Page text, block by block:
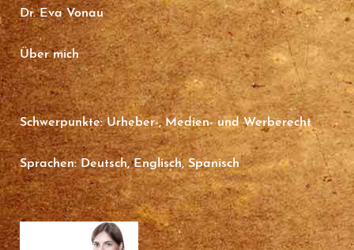
Dr. Eva Vonau
Über mich
Schwerpunkte: Urheber-, Medien- und Werberecht
Sprachen: Deutsch, Englisch, Spanisch